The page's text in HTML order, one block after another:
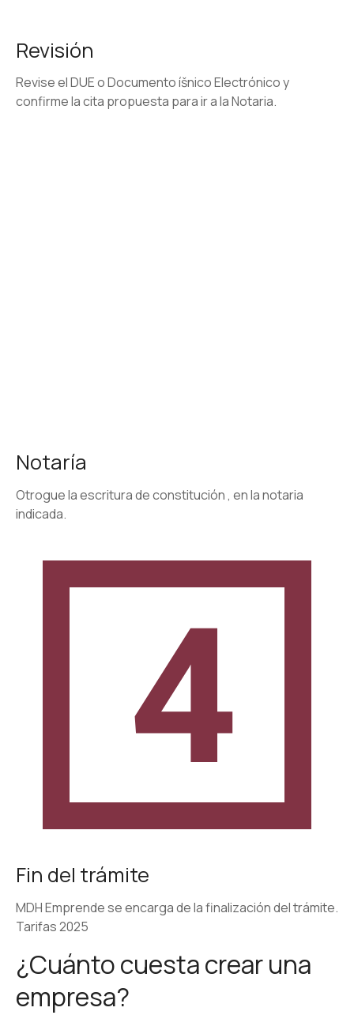
Revisión
Revise el DUE o Documento íšnico Electrónico y
confirme la cita propuesta para ir a la Notaria.
Notarí­a
Otrogue la escritura de constitución , en la notaria
indicada.
Fin del trámite
MDH Emprende se encarga de la finalización del trámite.
Tarifas 2025
¿Cuánto cuesta crear una
empresa?